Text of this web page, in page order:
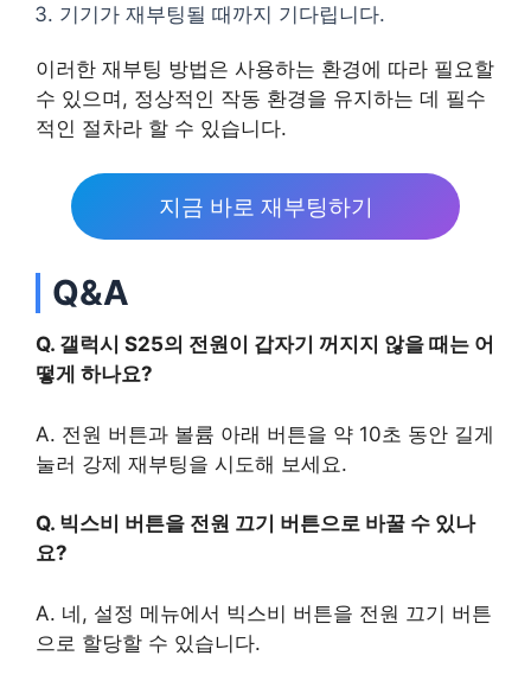
기기가 재부팅될 때까지 기다립니다.
이러한 재부팅 방법은 사용하는 환경에 따라 필요할
수 있으며, 정상적인 작동 환경을 유지하는 데 필수
적인 절차라 할 수 있습니다.
지금 바로 재부팅하기
Q&A
Q. 갤럭시 S25의 전원이 갑자기 꺼지지 않을 때는 어
떻게 하나요?
A. 전원 버튼과 볼륨 아래 버튼을 약 10초 동안 길게
눌러 강제 재부팅을 시도해 보세요.
Q. 빅스비 버튼을 전원 끄기 버튼으로 바꿀 수 있나
요?
A. 네, 설정 메뉴에서 빅스비 버튼을 전원 끄기 버튼
으로 할당할 수 있습니다.